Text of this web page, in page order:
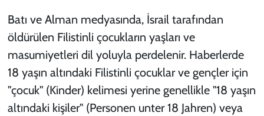
Batı ve Alman medyasında, İsrail tarafından
öldürülen Filistinli çocukların yaşları ve
masumiyetleri dil yoluyla perdelenir. Haberlerde
18 yaşın altındaki Filistinli çocuklar ve gençler için
"çocuk" (Kinder) kelimesi yerine genellikle "18 yaşın
altındaki kişiler" (Personen unter 18 Jahren) veya